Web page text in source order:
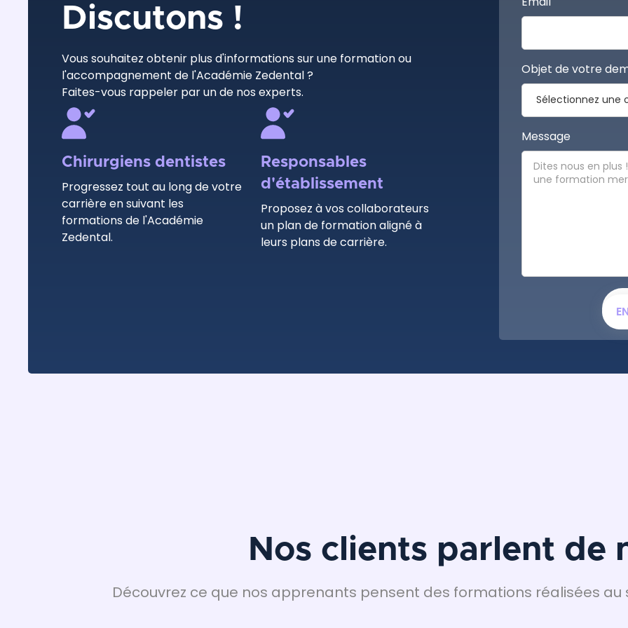
Discutons !
Vous souhaitez obtenir plus d'informations sur une formation ou
l'accompagnement de l'Académie Zedental ?
Faites-vous rappeler par un de nos experts.
Chirurgiens dentistes
Progressez tout au long de votre
carrière en suivant les
formations de l'Académie
Zedental.
Responsables
d'établissement
Proposez à vos collaborateurs
un plan de formation aligné à
leurs plans de carrière.
Objet de votre
Message
Nos clients parlent de
Découvrez ce que nos apprenants pensent des formations réalisées